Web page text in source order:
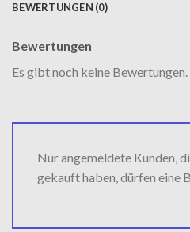
BEWERTUNGEN (0)
Bewertungen
Es gibt noch keine Bewertungen.
Nur angemeldete Kunden,
gekauft haben, dürfen eine